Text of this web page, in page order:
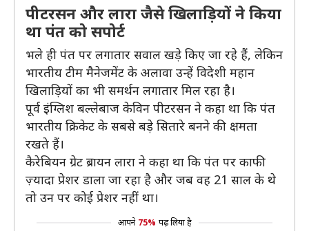
पीटरसन और लारा जैसे खिलाड़ियों ने किया
था पंत को सपोर्ट
भले ही पंत पर लगातार सवाल खड़े किए जा रहे हैं, लेकिन
भारतीय टीम मैनेजमेंट के अलावा उन्हें विदेशी महान
खिलाड़ियों का भी समर्थन लगातार मिल रहा है।
पूर्व इंग्लिश बल्लेबाज केविन पीटरसन ने कहा था कि पंत
भारतीय क्रिकेट के सबसे बड़े सितारे बनने की क्षमता
रखते हैं।
कैरेबियन ग्रेट ब्रायन लारा ने कहा था कि पंत पर काफी
ज़्यादा प्रेशर डाला जा रहा है और जब वह 21 साल के थे
तो उन पर कोई प्रेशर नहीं था।
आपने 75% पढ़ लिया है